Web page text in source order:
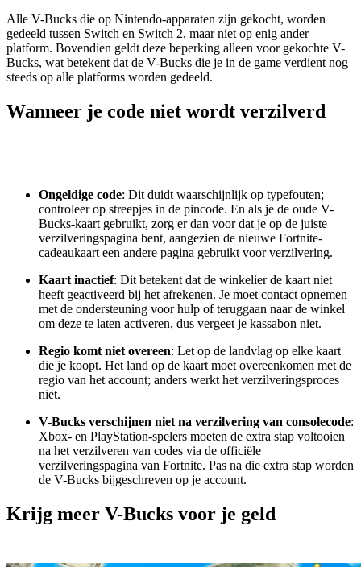
Alle V-Bucks die op Nintendo-apparaten zijn gekocht, worden
gedeeld tussen Switch en Switch 2, maar niet op enig ander
platform. Bovendien geldt deze beperking alleen voor gekochte V-
Bucks, wat betekent dat de V-Bucks die je in de game verdient nog
steeds op alle platforms worden gedeeld.
Wanneer je code niet wordt verzilverd
Ongeldige code: Dit duidt waarschijnlijk op typefouten;
controleer op streepjes in de pincode. En als je de oude V-
Bucks-kaart gebruikt, zorg er dan voor dat je op de juiste
verzilveringspagina bent, aangezien de nieuwe Fortnite-
cadeaukaart een andere pagina gebruikt voor verzilvering.
Kaart inactief: Dit betekent dat de winkelier de kaart niet
heeft geactiveerd bij het afrekenen. Je moet contact opnemen
met de ondersteuning voor hulp of teruggaan naar de winkel
om deze te laten activeren, dus vergeet je kassabon niet.
Regio komt niet overeen: Let op de landvlag op elke kaart
die je koopt. Het land op de kaart moet overeenkomen met de
regio van het account; anders werkt het verzilveringsproces
niet.
V-Bucks verschijnen niet na verzilvering van consolecode:
Xbox- en PlayStation-spelers moeten de extra stap voltooien
na het verzilveren van codes via de officiële
verzilveringspagina van Fortnite. Pas na die extra stap worden
de V-Bucks bijgeschreven op je account.
Krijg meer V-Bucks voor je geld